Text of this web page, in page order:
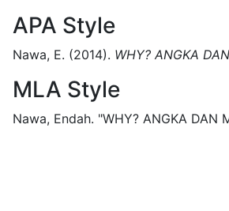
APA Style
Nawa, E. (2014). WHY? ANGKA
MLA Style
Nawa, Endah. "WHY? ANGKA DAN